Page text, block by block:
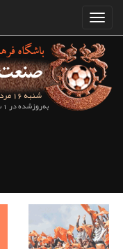
شنبه 16 مرداد ماه 1405
به‌روزشده در 1 ساعت و 22 دقیقه قبل